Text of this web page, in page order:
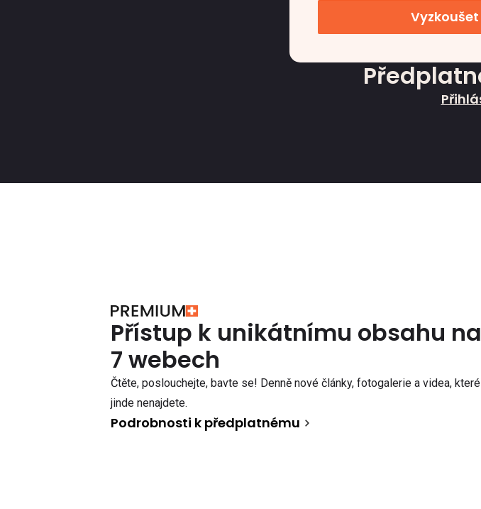
Vyzkoušet
Přístup k unikátnímu obsahu na
7 webech
Čtěte, poslouchejte, bavte se! Denně nové články, fotogalerie a videa, které
jinde nenajdete.
Podrobnosti k předplatnému